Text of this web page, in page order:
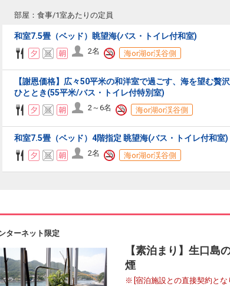
部屋：食事/1室あたりの定員
和室7.5畳（ベッド）眺望海(バス・トイレ付和室)
2名 海or湖or渓谷側
【謝恩価格】広々50平米の和洋室で過ごす、海を望む贅
ひととき(55平米/バス・トイレ付特別室)
2～6名 海or湖or渓谷側
和室7.5畳（ベッド）4階指定 眺望海(バス・トイレ付和室)
2名 海or湖or渓谷側
ターネット限定
【素泊まり】生口島
煙
[宿泊施設との直接契約とな